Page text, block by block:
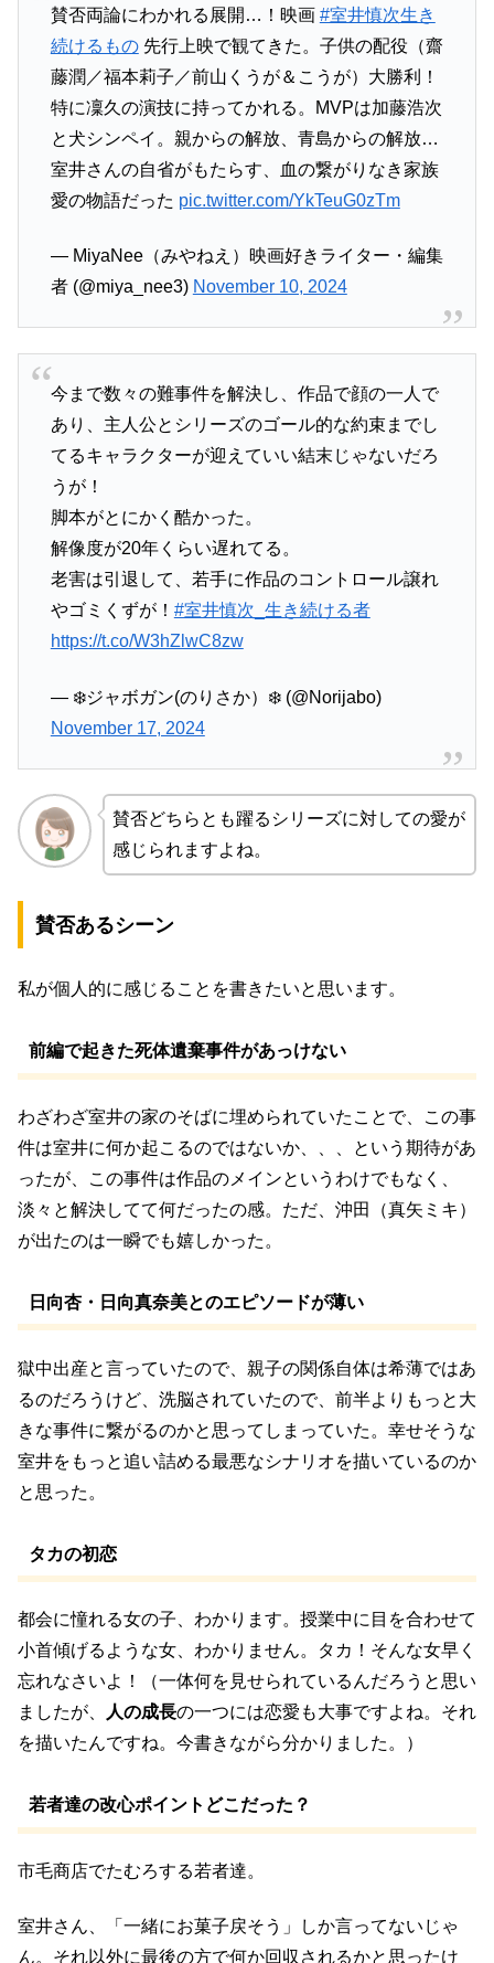
賛否両論にわかれる展開…！映画 #室井慎次生き
続けるもの先行上映で観てきた。子供の配役（齋
藤潤／福本莉子／前山くうが＆こうが）大勝利！
特に凜久の演技に持ってかれる。MVPは加藤浩次
と犬シンペイ。親からの解放、青島からの解放…
室井さんの自省がもたらす、血の繋がりなき家族
愛の物語だった pic.twitter.com/YkTeuG0zTm
— MiyaNee（みやねえ）映画好きライター・編集
者 (@miya_nee3) November 10, 2024
今まで数々の難事件を解決し、作品で顔の一人で
あり、主人公とシリーズのゴール的な約束までし
てるキャラクターが迎えていい結末じゃないだろ
うが！
脚本がとにかく酷かった。
解像度が20年くらい遅れてる。
老害は引退して、若手に作品のコントロール譲れ
やゴミくずが！ #室井慎次_生き続ける者
https://t.co/W3hZlwC8zw
— ❄️ジャボガン(のりさか）❄️ (@Norijabo)
November 17, 2024
賛否どちらとも躍るシリーズに対しての愛が
感じられますよね。
賛否あるシーン
私が個人的に感じることを書きたいと思います。
前編で起きた死体遺棄事件があっけない
わざわざ室井の家のそばに埋められていたことで、この事
件は室井に何か起こるのではないか、、、という期待があ
ったが、この事件は作品のメインというわけでもなく、
淡々と解決してて何だったの感。ただ、沖田（真矢ミキ）
が出たのは一瞬でも嬉しかった。
日向杏・日向真奈美とのエピソードが薄い
獄中出産と言っていたので、親子の関係自体は希薄ではあ
るのだろうけど、洗脳されていたので、前半よりもっと大
きな事件に繋がるのかと思ってしまっていた。幸せそうな
室井をもっと追い詰める最悪なシナリオを描いているのか
と思った。
タカの初恋
都会に憧れる女の子、わかります。授業中に目を合わせて
小首傾げるような女、わかりません。タカ！そんな女早く
忘れなさいよ！（一体何を見せられているんだろうと思い
ましたが、
人の成長の一つには恋愛も大事ですよね。それ
を描いたんですね。今書きながら分かりました。）
若者達の改心ポイントどこだった？
市毛商店でたむろする若者達。
室井さん、「一緒にお菓子戻そう」しか言ってないじゃ
ん。それ以外に最後の方で何か回収されるかと思ったけ